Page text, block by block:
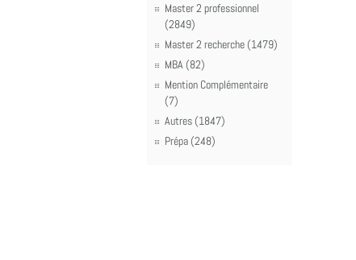
Master 2 professionnel
(2849)
Master 2 recherche (1479)
MBA (82)
Mention Complémentaire
(7)
Autres (1847)
Prépa (248)